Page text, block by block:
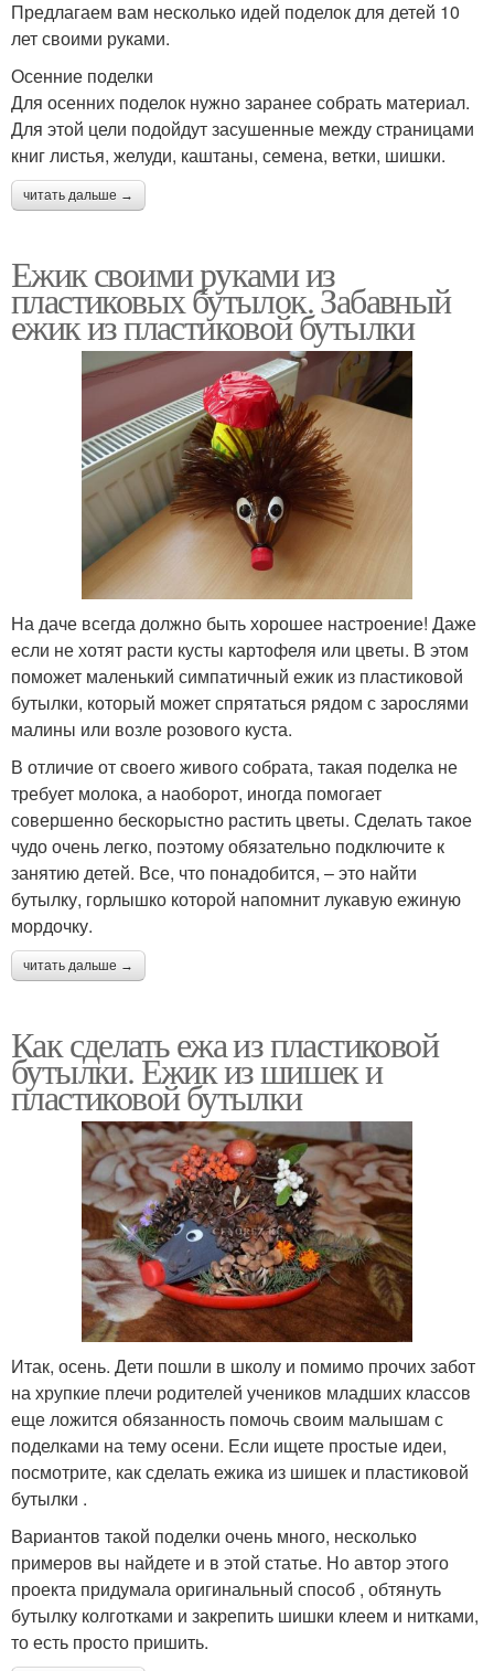
Предлагаем вам несколько идей поделок для детей 10
лет своими руками.
Осенние поделки
Для осенних поделок нужно заранее собрать материал.
Для этой цели подойдут засушенные между страницами
книг листья, желуди, каштаны, семена, ветки, шишки.
читать дальше →
Ежик своими руками из
пластиковых бутылок. Забавный
ежик из пластиковой бутылки
На даче всегда должно быть хорошее настроение! Даже
если не хотят расти кусты картофеля или цветы. В этом
поможет маленький симпатичный ежик из пластиковой
бутылки, который может спрятаться рядом с зарослями
малины или возле розового куста.
В отличие от своего живого собрата, такая поделка не
требует молока, а наоборот, иногда помогает
совершенно бескорыстно растить цветы. Сделать такое
чудо очень легко, поэтому обязательно подключите к
занятию детей. Все, что понадобится, – это найти
бутылку, горлышко которой напомнит лукавую ежиную
мордочку.
читать дальше →
Как сделать ежа из пластиковой
бутылки. Ежик из шишек и
пластиковой бутылки
Итак, осень. Дети пошли в школу и помимо прочих забот
на хрупкие плечи родителей учеников младших классов
еще ложится обязанность помочь своим малышам с
поделками на тему осени. Если ищете простые идеи,
посмотрите, как сделать ежика из шишек и пластиковой
бутылки .
Вариантов такой поделки очень много, несколько
примеров вы найдете и в этой статье. Но автор этого
проекта придумала оригинальный способ , обтянуть
бутылку колготками и закрепить шишки клеем и нитками,
то есть просто пришить.